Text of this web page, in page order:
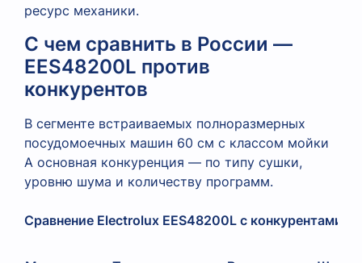
ресурс механики.
С чем сравнить в России —
EES48200L против
конкурентов
В сегменте встраиваемых полноразмерных
посудомоечных машин 60 см с классом мойки
A основная конкуренция — по типу сушки,
уровню шума и количеству программ.
Сравнение Electrolux EES48200L с конкурентами